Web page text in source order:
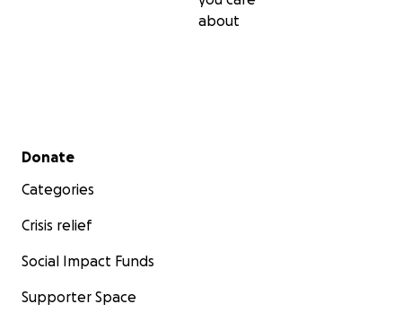
about
Secondary menu
Donate
Categories
Crisis relief
Social Impact Funds
Supporter Space